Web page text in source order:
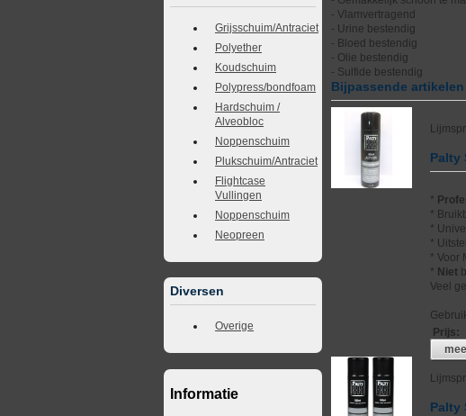
Grijsschuim/Antraciet
Polyether
Koudschuim
Polypress/bondfoam
Hardschuim /
Alveobloc
Noppenschuim
Plukschuim/Antraciet
Flightcase
Vullingen
Noppenschuim
Neopreen
Diversen
Overige
Informatie
- Vlamvertragend
- Urine bestendig
- Bloed bestendig
- Olie bestendig
- Sulfide bestendig
Bijpassende artikelen
Palty
*
*
*
*
* Voor
* Niet
Veel
Prijs:
Palty